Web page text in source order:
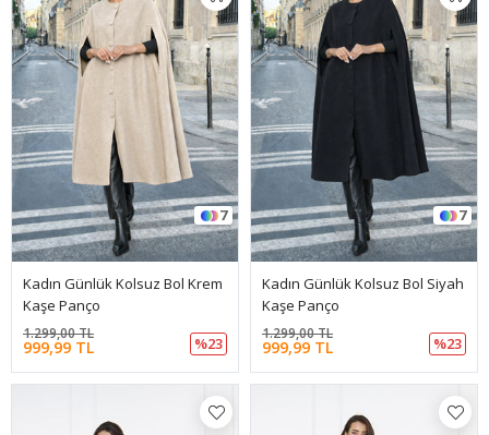
7
Kadın Günlük Kolsuz Bol Krem
Kaşe Panço
999,99 TL
1.299,00 TL
%23
7
Kadın Günlük Kolsuz Bol Siyah
Kaşe Panço
999,99 TL
1.299,00 TL
%23